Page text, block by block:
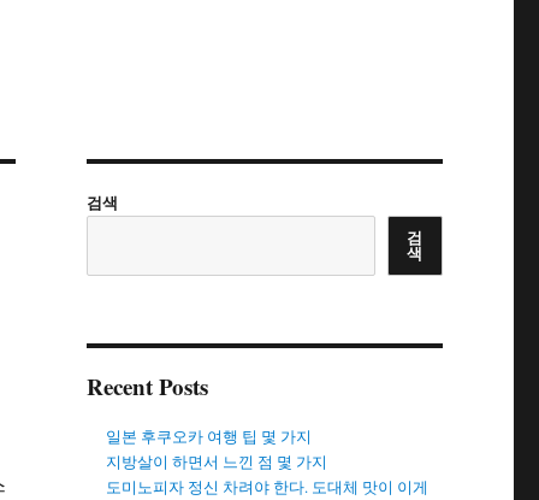
검색
검
색
Recent Posts
일본 후쿠오카 여행 팁 몇 가지
지방살이 하면서 느낀 점 몇 가지
도미노피자 정신 차려야 한다. 도대체 맛이 이게